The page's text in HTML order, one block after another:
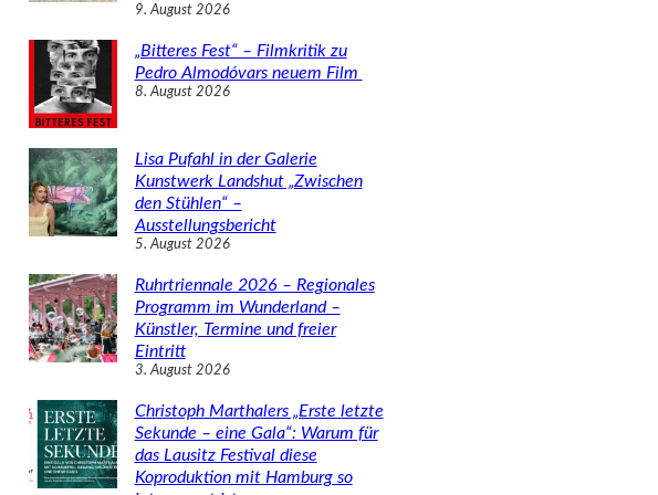
9. August 2026
„Bitteres Fest“ – Filmkritik zu
Pedro Almodóvars neuem Film
8. August 2026
Lisa Pufahl in der Galerie
Kunstwerk Landshut „Zwischen
den Stühlen“ –
Ausstellungsbericht
5. August 2026
Ruhrtriennale 2026 – Regionales
Programm im Wunderland –
Künstler, Termine und freier
Eintritt
3. August 2026
Christoph Marthalers „Erste letzte
Sekunde – eine Gala“: Warum für
das Lausitz Festival diese
Koproduktion mit Hamburg so